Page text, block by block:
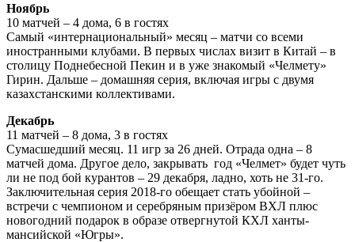
Ноябрь
10 матчей – 4 дома, 6 в гостях
Самый «интернациональный» месяц – матчи со всеми
иностранными клубами. В первых числах визит в Китай – в
столицу Поднебесной Пекин и в уже знакомый «Челмету»
Гирин. Дальше – домашняя серия, включая игры с двумя
казахстанскими коллективами.
Декабрь
11 матчей – 8 дома, 3 в гостях
Сумасшедший месяц. 11 игр за 26 дней. Отрада одна – 8
матчей дома. Другое дело, закрывать год «Челмет» будет чуть
ли не под бой курантов – 29 декабря, ладно, хоть не 31-го.
Заключительная серия 2018-го обещает стать убойной –
встречи с чемпионом и серебряным призёром ВХЛ плюс
новогодний подарок в образе отвергнутой КХЛ ханты-
мансийской «Югры».